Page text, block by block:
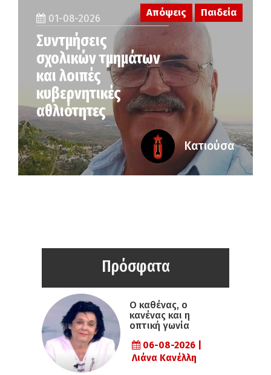
01-08-2026
Συντμήσεις
σχολικών τμημάτων
και λοιπές
κυβερνητικές
αθλιότητες
Απόψεις Παιδεία
Κατιούσα
Πρόσφατα
Ο καθένας, ο
κανένας και η
οπτική γωνία
06-08-2026 |
Λιάνα Κανέλλη